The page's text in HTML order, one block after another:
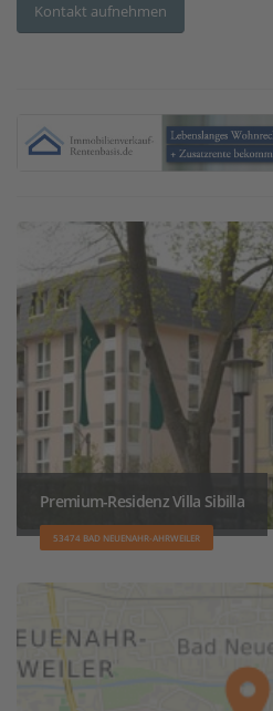
Kontakt aufnehmen
Premium-Residenz Villa Sibilla
53474 BAD NEUENAHR-AHRWEILER